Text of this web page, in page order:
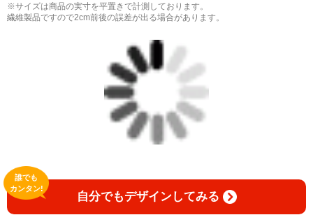
※サイズは商品の実寸を平置きで計測しております。
繊維製品ですので2cm前後の誤差が出る場合があります。
自分でもデザインしてみる
誰でも
カンタン!